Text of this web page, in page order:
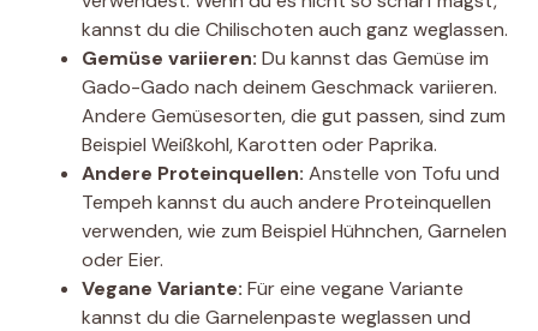
kannst du die Chilischoten auch ganz weglassen.
Gemüse variieren: Du kannst das Gemüse im
Gado-Gado nach deinem Geschmack variieren.
Andere Gemüsesorten, die gut passen, sind zum
Beispiel Weißkohl, Karotten oder Paprika.
Andere Proteinquellen: Anstelle von Tofu und
Tempeh kannst du auch andere Proteinquellen
verwenden, wie zum Beispiel Hühnchen, Garnelen
oder Eier.
Vegane Variante: Für eine vegane Variante
kannst du die Garnelenpaste weglassen und